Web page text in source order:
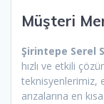
Müşteri
Şirintepe Serel
hızlı ve etkili
teknisyenlerimiz,
arızalarına en